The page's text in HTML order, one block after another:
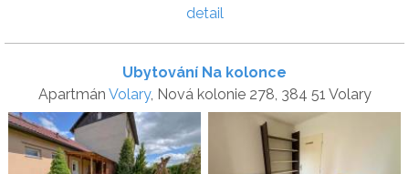
detail
Ubytování Na kolonce
Apartmán Volary, Nová kolonie 278, 384 51 Volary